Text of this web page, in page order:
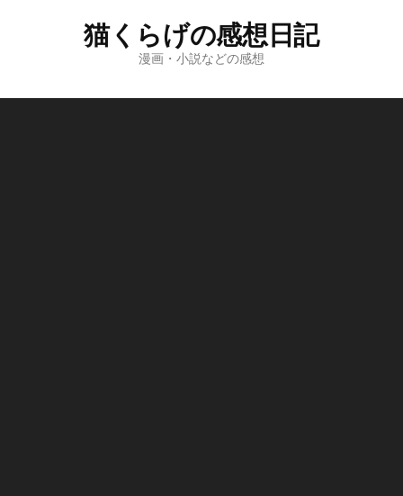
ツ
猫くらげの感想日記
漫画・小説などの感想